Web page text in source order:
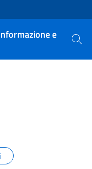
e
Cerca
pagina